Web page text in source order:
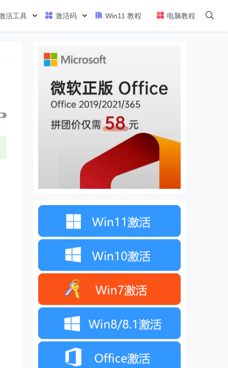
活工具 激活码 Win11 教程 电脑教程